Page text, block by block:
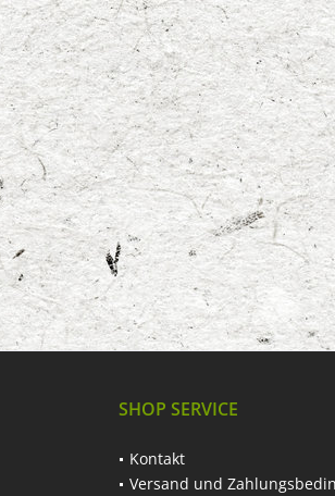
SHOP SERVICE
Kontakt
Versand und